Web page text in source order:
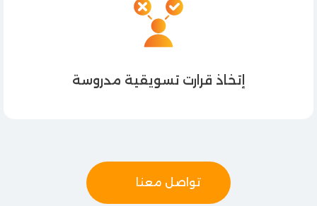
إتخاذ قرارت تسويقية مدروسة
تواصل معنا